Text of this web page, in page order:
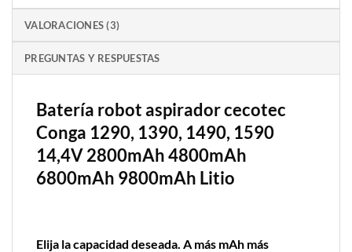
VALORACIONES (3)
PREGUNTAS Y RESPUESTAS
Batería robot aspirador cecotec
Conga 1290, 1390, 1490, 1590
14,4V 2800mAh 4800mAh
6800mAh 9800mAh Litio
Elija la capacidad deseada. A más mAh más